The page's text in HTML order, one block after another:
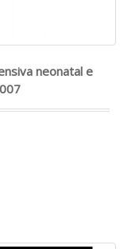
neonatal e